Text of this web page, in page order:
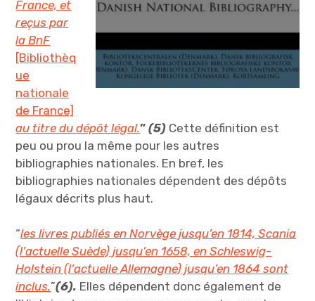
France, et
reçus par
la BnF
[Bibliothèq
ue
nationale
de France]
au titre du dépôt légal.” (5) Cette définition est
peu ou prou la même pour les autres
bibliographies nationales. En bref, les
bibliographies nationales dépendent des dépôts
légaux décrits plus haut.
“les livres publiés en Norvège jusqu’en 1814, Scania
(l’actuelle Suède) jusqu’en 1658, en Schleswig-
Holstein (l’actuelle Allemagne) jusqu’en 1864 sont
inclus.”(6). Elles dépendent donc également de